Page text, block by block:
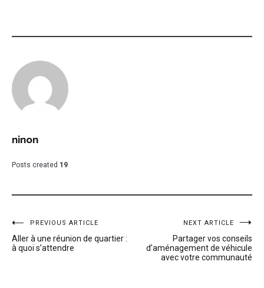
ninon
Posts created 19
Navigation
de
PREVIOUS ARTICLE
Aller à une réunion de quartier :
à quoi s’attendre
NEXT ARTICLE
Partager vos conseils
d’aménagement de véhicule
avec votre communauté